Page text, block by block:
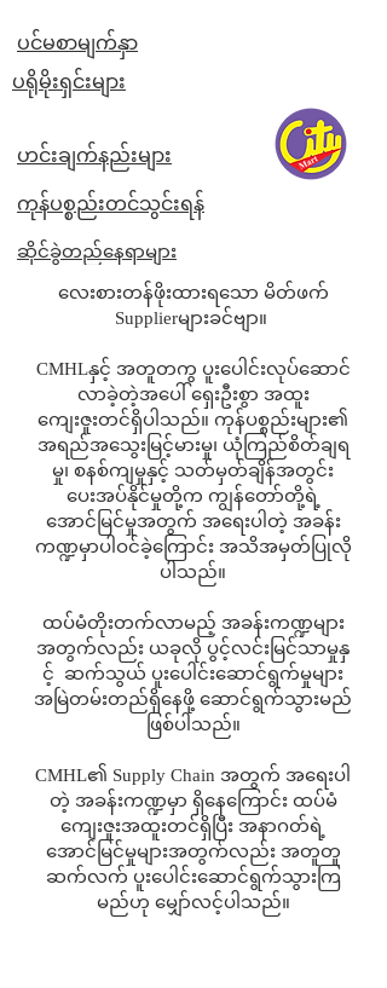
ပင်မစာမျက်နှာ
ဆိုင်ခွဲတည်နေရာများ
ကုန်ပစ္စည်းတင်သွင်းရန်
ဟင်းချက်နည်းများ
​ပရိုမိုးရှင်းများ
လေးစားတန်ဖိုးထားရသော မိတ်ဖက်
Supplierများခင်ဗျာ။
CMHLနှင့် အတူတကွ ပူးပေါင်းလုပ်ဆောင်
လာခဲ့တဲ့အပေါ် ရှေးဦးစွာ အထူး
ကျေးဇူးတင်ရှိပါသည်။ ကုန်ပစ္စည်းများ၏
အရည်အသွေးမြင့်မားမှု၊ ယုံကြည်စိတ်ချရ
မှု၊ စနစ်ကျမှုနှင့် သတ်မှတ်ချိန်အတွင်း
ပေးအပ်နိုင်မှုတို့က ကျွန်တော်တို့ရဲ့
အောင်မြင်မှုအတွက် အရေးပါတဲ့ အခန်း
ကဏ္ဍမှာပါဝင်ခဲ့ကြောင်း အသိအမှတ်ပြုလို
ပါသည်။
ထပ်မံတိုးတက်လာမည့် အခန်းကဏ္ဍများ
အတွက်လည်း ယခုလို ပွင့်လင်းမြင်သာမှုနှ
င့် ဆက်သွယ် ပူးပေါင်းဆောင်ရွက်မှုများ
အမြဲတမ်းတည်ရှိနေဖို့ ဆောင်ရွက်သွားမည်
ဖြစ်ပါသည်။
CMHL၏ Supply Chain အတွက် အရေးပါ
တဲ့ အခန်းကဏ္ဍမှာ ရှိနေကြောင်း ထပ်မံ
ကျေးဇူးအထူးတင်ရှိပြီး အနာဂတ်ရဲ့
အောင်မြင်မှုများအတွက်လည်း အတူတူ
ဆက်လက် ပူးပေါင်းဆောင်ရွက်သွားကြ
မည်ဟု မျှော်လင့်ပါသည်။